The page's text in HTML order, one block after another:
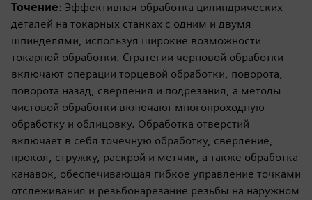
Точение: Эффективная обработка цилиндрических
деталей на токарных станках с одним и двумя
шпинделями, используя широкие возможности
токарной обработки. Стратегии черновой обработки
включают операции торцевой обработки, поворота,
поворота назад, сверления и подрезания, а методы
чистовой обработки включают многопроходную
обработку и облицовку. Обработка отверстий
включает в себя точечную обработку, сверление,
прокол, стружку, раскрой и метчик, а также обработка
канавок, обеспечивающая гибкое управление точками
отслеживания и резьбонарезание резьбы на наружном